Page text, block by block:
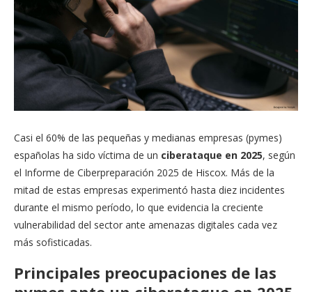
Casi el 60% de las pequeñas y medianas empresas (pymes)
españolas ha sido víctima de un ciberataque en 2025, según
el Informe de Ciberpreparación 2025 de Hiscox. Más de la
mitad de estas empresas experimentó hasta diez incidentes
durante el mismo período, lo que evidencia la creciente
vulnerabilidad del sector ante amenazas digitales cada vez
más sofisticadas.
Principales preocupaciones de las